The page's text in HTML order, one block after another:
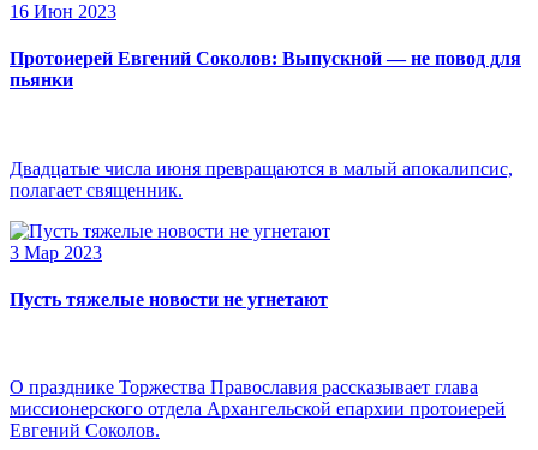
16 Июн 2023
Протоиерей Евгений Соколов: Выпускной — не повод для
пьянки
Двадцатые числа июня превращаются в малый апокалипсис,
полагает священник.
3 Мар 2023
Пусть тяжелые новости не угнетают
О празднике Торжества Православия рассказывает глава
миссионерского отдела Архангельской епархии протоиерей
Евгений Соколов.